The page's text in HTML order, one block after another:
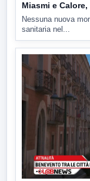
Miasmi e
Nessuna nuova
sanitaria nel...